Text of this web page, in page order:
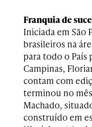
Franquia de
Iniciada em São
brasileiros na
para todo o
Campinas,
contam com
terminou no
Machado,
construído em